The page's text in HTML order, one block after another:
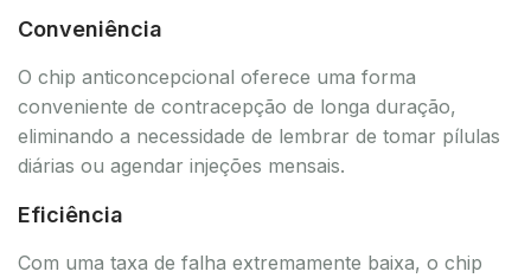
Conveniência
O chip anticoncepcional oferece uma forma
conveniente de contracepção de longa duração,
eliminando a necessidade de lembrar de tomar pílulas
diárias ou agendar injeções mensais.
Eficiência
Com uma taxa de falha extremamente baixa, o chip